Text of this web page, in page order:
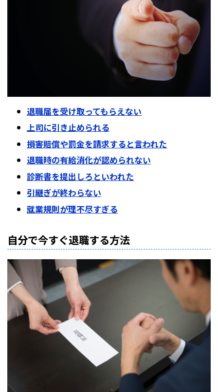
退職届を受け取ってもらえない
上司に引き止められる
損害賠償や罰金を請求すると言われた
退職時の有給消化が認められない
診断書を提出しろといわれた
引継ぎが終わらない
就業規則が理不尽すぎる
自分で今すぐ退職する方法